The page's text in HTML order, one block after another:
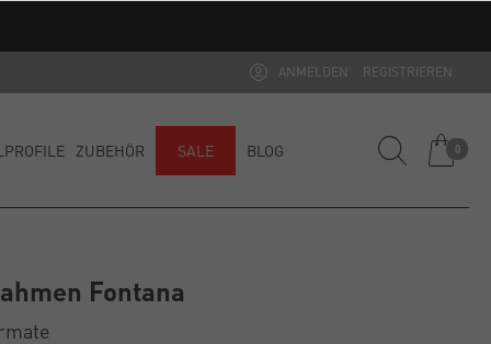
ANMELDEN REGISTRIEREN
ZUBEHÖR SALE BLOG 0
Fontana